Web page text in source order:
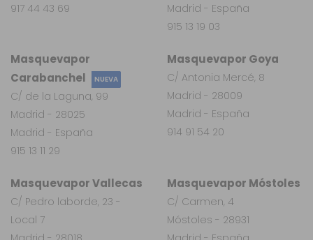
Masquevapor
Carabanchel
NUEVA
C/ de la Laguna, 99
Madrid - 28025
Madrid - España
915 13 11 29
Masquevapor Vallecas
C/ Pedro laborde, 23 -
Local 7
Masquevapor Móstoles
C/ Carmen, 4
Móstoles - 28931
Masquevapor Goya
C/ Antonia Mercé, 8
Madrid - 28009
Madrid - España
914 91 54 20
Madrid - España
915 13 19 03
917 44 43 69